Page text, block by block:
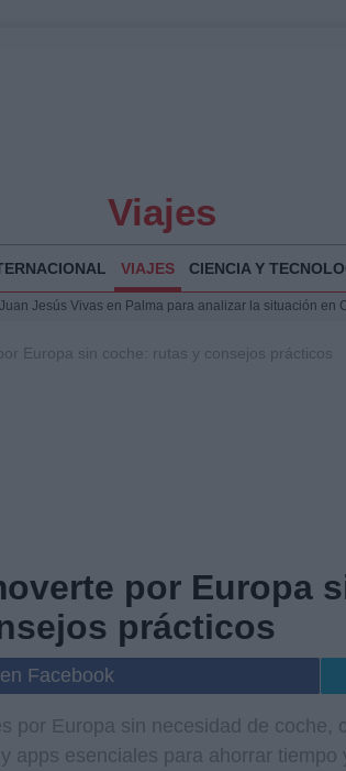
Viajes
VIAJES CIENCIA Y
Jesús Vivas en Palma para analizar la situación en
y humanitario en Ceuta tras la llegada masiva de
Europa sin coche: rutas y consejos prácticos
por Europa
prácticos
Facebook
por Europa sin necesidad de coche,
apps esenciales para ahorrar tiempo